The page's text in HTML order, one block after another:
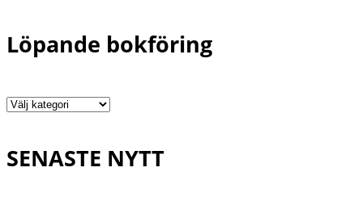
Löpande bokföring
Löpande
SENASTE NYTT